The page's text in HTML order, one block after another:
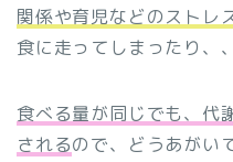
関係や育児などのストレ
食に走ってしまったり、、
食べる量が同じでも、代
されるので、どうあがい